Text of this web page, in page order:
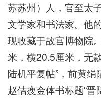
苏苏州）人，官至太
文学家和书法家。他
现收藏于故宫博物院
米，横20.5厘米，无
陆机平复帖”，前黄
赵佶瘦金体书标题“